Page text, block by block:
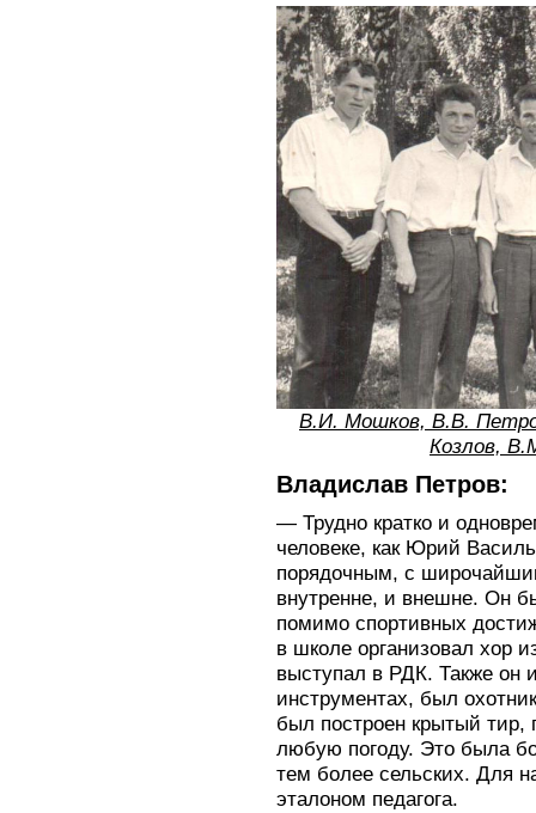
В.И. Мошков, В.В.
Козлов,
Владислав Петров:
— Трудно кратко и
человеке, как Юрий
порядочным, с
внутренне, и внешне. Он
помимо спортивных
в школе организовал хор
выступал в РДК. Также он
инструментах, был
был построен крытый тир,
любую погоду. Это была
тем более сельских. Для
эталоном педагога.